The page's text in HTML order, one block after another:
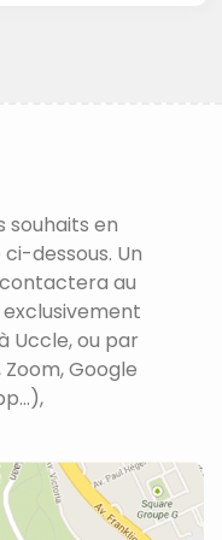
souhaits en
dessous. Un
au
Uccle, ou par
Google